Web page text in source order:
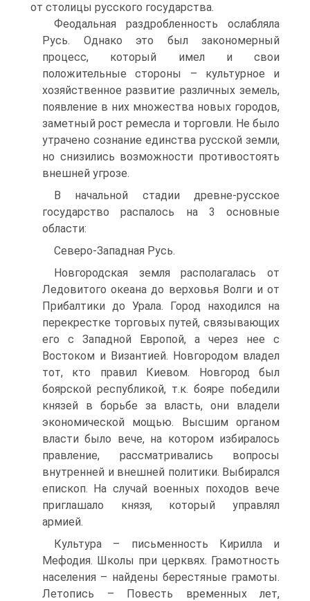
от столицы русского государства.
Феодальная раздробленность ослабляла
Русь. Однако это был закономерный
процесс, который имел и свои
положительные стороны – культурное и
хозяйственное развитие различных земель,
появление в них множества новых городов,
заметный рост ремесла и торговли. Не было
утрачено сознание единства русской земли,
но снизились возможности противостоять
внешней угрозе.
В начальной стадии древне-русское
государство распалось на 3 основные
области:
Северо-Западная Русь.
Новгородская земля располагалась от
Ледовитого океана до верховья Волги и от
Прибалтики до Урала. Город находился на
перекрестке торговых путей, связывающих
его с Западной Европой, а через нее с
Востоком и Византией. Новгородом владел
тот, кто правил Киевом. Новгород был
боярской республикой, т.к. бояре победили
князей в борьбе за власть, они владели
экономической мощью. Высшим органом
власти было вече, на котором избиралось
правление, рассматривались вопросы
внутренней и внешней политики. Выбирался
епископ. На случай военных походов вече
приглашало князя, который управлял
армией.
Культура – письменность Кирилла и
Мефодия. Школы при церквях. Грамотность
населения – найдены берестяные грамоты.
Летопись – Повесть временных лет,